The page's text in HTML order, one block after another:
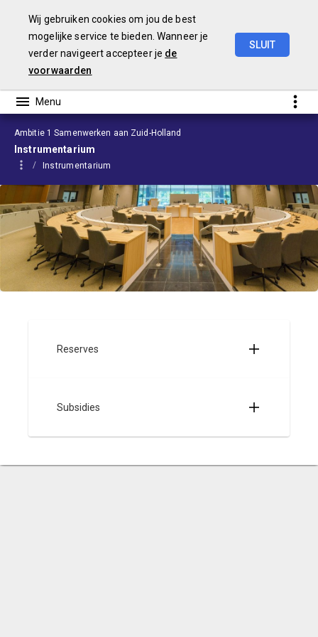
Wij gebruiken cookies om jou de best
mogelijke service te bieden. Wanneer je
verder navigeert accepteer je de
voorwaarden
SLUIT
Ambitie 1 Samenwerken aan Zuid-Holland
Instrumentarium
Instrumentarium
Reserves
Subsidies